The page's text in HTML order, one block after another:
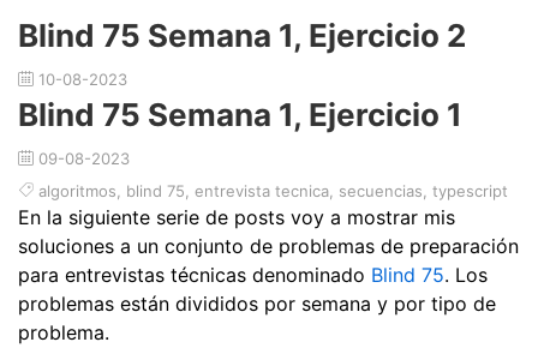
Blind 75 Semana 1, Ejercicio 2
10-08-2023
Blind 75 Semana 1, Ejercicio 1
09-08-2023
algoritmos
blind 75 entrevista tecnica secuencias typescript
En la siguiente serie de posts voy a mostrar mis
soluciones a un conjunto de problemas de preparación
para entrevistas técnicas denominado Blind 75. Los
problemas están divididos por semana y por tipo de
problema.